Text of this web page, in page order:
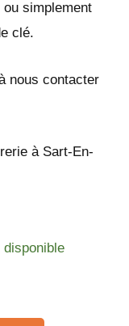
ou simplement
clé.
nous contacter
à Sart-En-